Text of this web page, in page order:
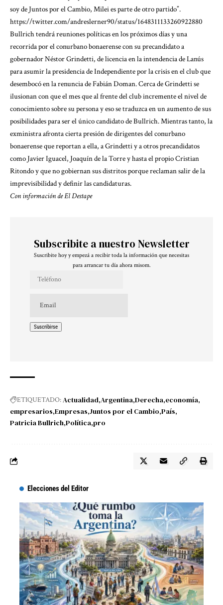
soy de Juntos por el Cambio, Milei es parte de otro partido”.
https://twitter.com/andreslerner90/status/1648311133260922880
Bullrich tendrá reuniones políticas en los próximos días y una
recorrida por el conurbano bonaerense con su precandidato a
gobernador Néstor Grindetti, de licencia en la intendencia de Lanús
para asumir la presidencia de Independiente por la crisis en el club que
desembocó en la renuncia de Fabián Doman. Cerca de Grindetti se
ilusionan con que el mes que al frente del club incremente el nivel de
conocimiento sobre su persona y eso se traduzca en un aumento de sus
posibilidades para ser el único candidato de Bullrich. Mientras tanto, la
exministra afronta cierta presión de dirigentes del conurbano
bonaerense que reportan a ella, a Grindetti y a otros precandidatos
como Javier Iguacel, Joaquín de la Torre y hasta el propio Cristian
Ritondo y que no gobiernan sus distritos porque reclaman salir de la
imprevisibilidad y definir las candidaturas.
Con información de El Destape
Subscribite a nuestro Newsletter
Suscribite hoy y empezá a recibir toda la información que necesitas
para arrancar tu día ahora misom.
ETIQUETADO:Actualidad Argentina Derecha economía
empresarios Empresas Juntos por el Cambio País
Patricia Bullrich Política pro
Elecciones del Editor